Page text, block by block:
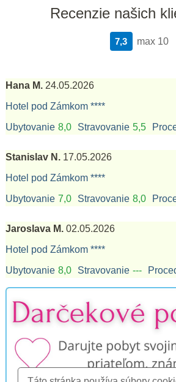
Recenzie našich
max 10
7,3
Hana M. 24.05.2026
Hotel pod Zámkom ****
Ubytovanie 8,0 Stravovanie 5,5
Stanislav N. 17.05.2026
Hotel pod Zámkom ****
Ubytovanie 7,0 Stravovanie 8,0
Jaroslava M. 02.05.2026
Hotel pod Zámkom ****
Ubytovanie 8,0 Stravovanie ---